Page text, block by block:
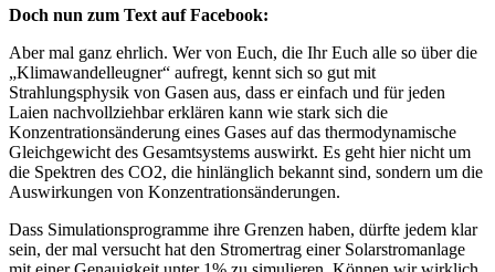
Doch nun zum Text auf Facebook:
Aber mal ganz ehrlich. Wer von Euch, die Ihr Euch alle so über die
„Klimawandelleugner“ aufregt, kennt sich so gut mit
Strahlungsphysik von Gasen aus, dass er einfach und für jeden
Laien nachvollziehbar erklären kann wie stark sich die
Konzentrationsänderung eines Gases auf das thermodynamische
Gleichgewicht des Gesamtsystems auswirkt. Es geht hier nicht um
die Spektren des CO2, die hinlänglich bekannt sind, sondern um die
Auswirkungen von Konzentrationsänderungen.
Dass Simulationsprogramme ihre Grenzen haben, dürfte jedem klar
sein, der mal versucht hat den Stromertrag einer Solarstromanlage